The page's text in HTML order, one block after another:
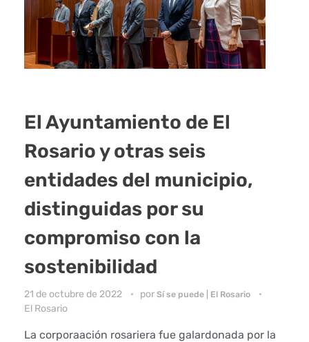
El Ayuntamiento de El
Rosario y otras seis
entidades del municipio,
distinguidas por su
compromiso con la
sostenibilidad
21 de octubre de 2022 por Sí se puede | El Rosario
El Rosario
La corporaación rosariera fue galardonada por la